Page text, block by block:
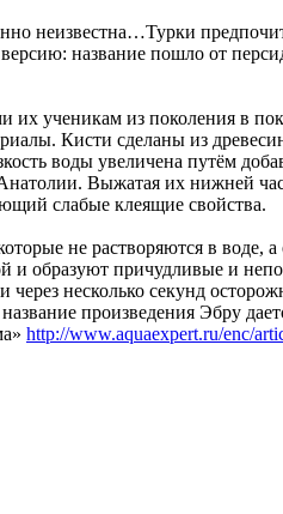
неизвестна…Турки
название пошло от
их ученикам из поколения в
Кисти сделаны из
воды увеличена путём
Выжатая их нижней
слабые клеящие свойства.
не растворяются в воде, а
и образуют причудливые и
несколько секунд
произведения Эбру
http://www.aquaexpert.ru/enc/